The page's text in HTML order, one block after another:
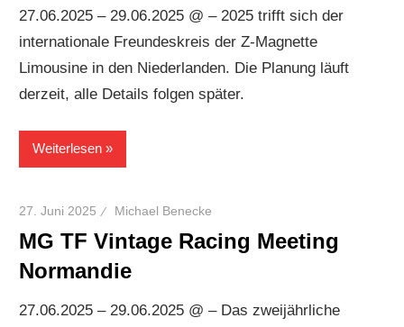
27.06.2025 – 29.06.2025 @ – 2025 trifft sich der
internationale Freundeskreis der Z-Magnette
Limousine in den Niederlanden. Die Planung läuft
derzeit, alle Details folgen später.
Weiterlesen
27. Juni 2025 Michael Benecke
MG TF Vintage Racing Meeting
Normandie
27.06.2025 – 29.06.2025 @ – Das zweijährliche